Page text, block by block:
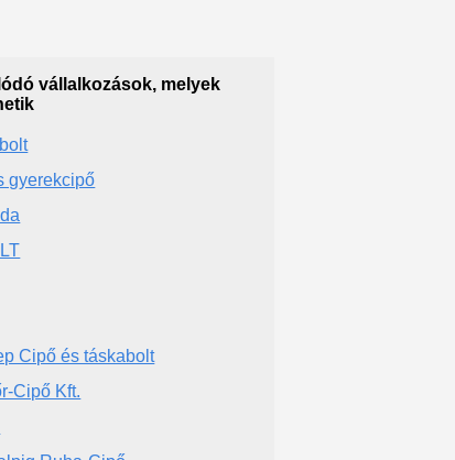
vállalkozások, melyek
gyerekcipő
Cipő és táskabolt
Cipő Kft.